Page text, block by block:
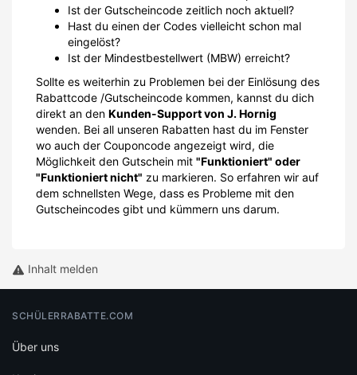
dem schnellsten Wege, dass es Probleme mit den
Gutscheincodes gibt und kümmern uns darum.
Inhalt melden
SCHÜLERRABATTE.COM
Über uns
Karriere
Magazin
FÜR SCHÜLER
Schülerrabatte Übersicht